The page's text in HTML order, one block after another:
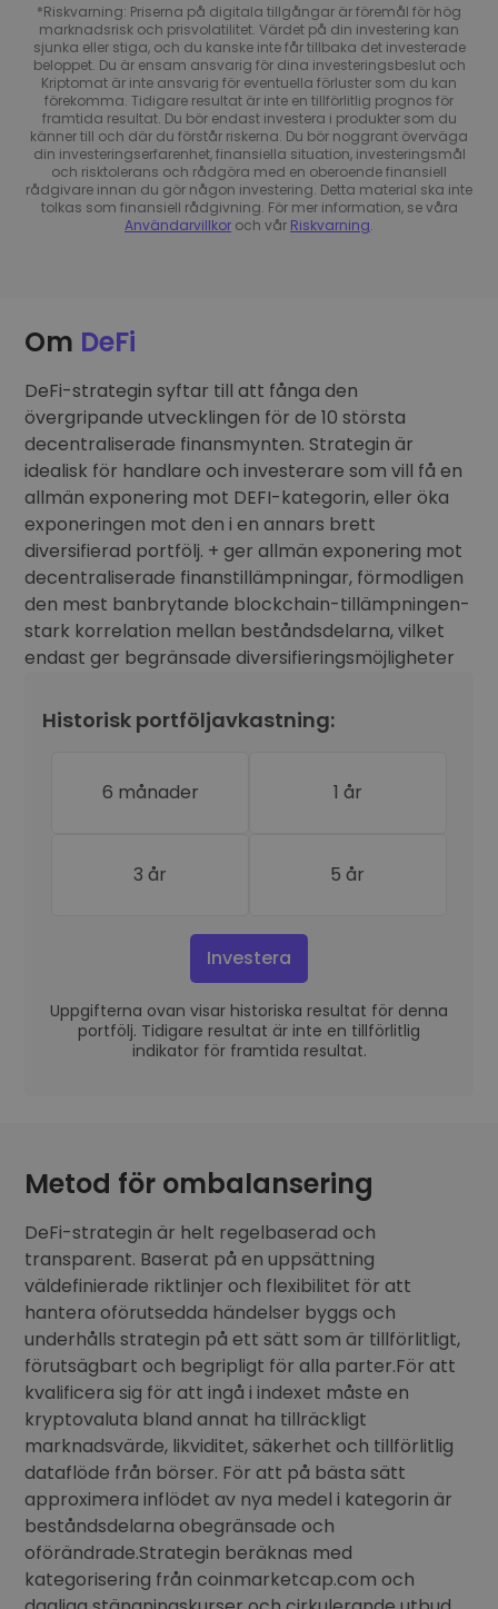
*Riskvarning: Priserna på digitala tillgångar är föremål för hög
marknadsrisk och prisvolatilitet. Värdet på din investering kan
sjunka eller stiga, och du kanske inte får tillbaka det investerade
beloppet. Du är ensam ansvarig för dina investeringsbeslut och
Kriptomat är inte ansvarig för eventuella förluster som du kan
förekomma. Tidigare resultat är inte en tillförlitlig prognos för
framtida resultat. Du bör endast investera i produkter som du
känner till och där du förstår riskerna. Du bör noggrant överväga
din investeringserfarenhet, finansiella situation, investeringsmål
och risktolerans och rådgöra med en oberoende finansiell
rådgivare innan du gör någon investering. Detta material ska inte
tolkas som finansiell rådgivning. För mer information, se våra
Användarvillkor och vår Riskvarning.
Om DeFi
DeFi-strategin syftar till att fånga den
övergripande utvecklingen för de 10 största
decentraliserade finansmynten. Strategin är
idealisk för handlare och investerare som vill få en
allmän exponering mot DEFI-kategorin, eller öka
exponeringen mot den i en annars brett
diversifierad portfölj. + ger allmän exponering mot
decentraliserade finanstillämpningar, förmodligen
den mest banbrytande blockchain-tillämpningen-
stark korrelation mellan beståndsdelarna, vilket
endast ger begränsade diversifieringsmöjligheter
Historisk portföljavkastning:
6 månader 1 år
3 år 5 år
Investera
Uppgifterna ovan visar historiska resultat för denna
portfölj. Tidigare resultat är inte en tillförlitlig
indikator för framtida resultat.
Metod för ombalansering
DeFi-strategin är helt regelbaserad och
transparent. Baserat på en uppsättning
väldefinierade riktlinjer och flexibilitet för att
hantera oförutsedda händelser byggs och
underhålls strategin på ett sätt som är tillförlitligt,
förutsägbart och begripligt för alla parter.För att
kvalificera sig för att ingå i indexet måste en
kryptovaluta bland annat ha tillräckligt
marknadsvärde, likviditet, säkerhet och tillförlitlig
dataflöde från börser. För att på bästa sätt
approximera inflödet av nya medel i kategorin är
beståndsdelarna obegränsade och
oförändrade.Strategin beräknas med
kategorisering från coinmarketcap.com och